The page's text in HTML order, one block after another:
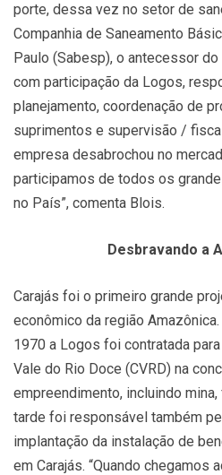
porte, dessa vez no setor de
Companhia de Saneamento
Paulo (Sabesp), o antecessor
com participação da Logos,
planejamento, coordenação de
suprimentos e supervisão /
empresa desabrochou no
participamos de todos os
no País”, comenta Blois.
Desbravando a
Carajás foi o primeiro grande
econômico da região
1970 a Logos foi contratada para
Vale do Rio Doce (CVRD) na
empreendimento, incluindo
tarde foi responsável também
implantação da instalação de
em Carajás. “Quando chegamos